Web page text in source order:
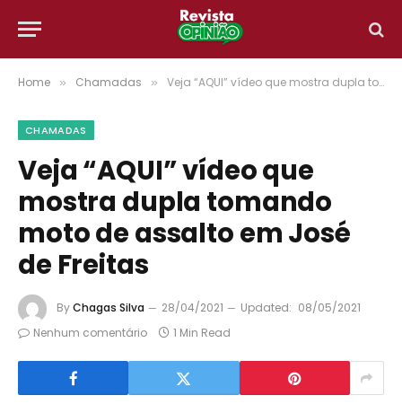
Home » Chamadas » Veja “AQUI” vídeo que mostra dupla tomando moto de assalto em José de Freitas
CHAMADAS
Veja “AQUI” vídeo que
mostra dupla tomando
moto de assalto em José
de Freitas
ByChagas Silva 28/04/2021 Updated: 08/05/2021
Nenhum comentário
1 Min Read